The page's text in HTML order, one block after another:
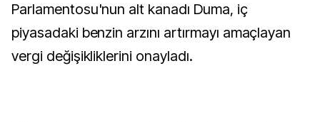
Parlamentosu'nun alt kanadı Duma, iç
piyasadaki benzin arzını artırmayı amaçlayan
vergi değişikliklerini onayladı.